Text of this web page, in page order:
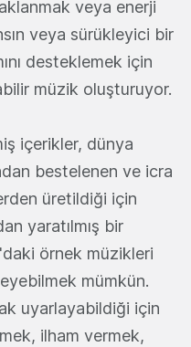
veya enerji
veya sürükleyici bir
desteklemek için
müzik oluşturuyor.
içerikler, dünya
bestelenen ve icra
üretildiği için
yaratılmış bir
örnek müzikleri
mümkün.
uyarlayabildiği için
ilham vermek,